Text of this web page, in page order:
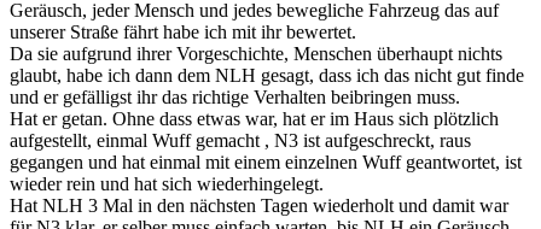
Geräusch, jeder Mensch und jedes bewegliche Fahrzeug das auf
unserer Straße fährt habe ich mit ihr bewertet.
Da sie aufgrund ihrer Vorgeschichte, Menschen überhaupt nichts
glaubt, habe ich dann dem NLH gesagt, dass ich das nicht gut finde
und er gefälligst ihr das richtige Verhalten beibringen muss.
Hat er getan. Ohne dass etwas war, hat er im Haus sich plötzlich
aufgestellt, einmal Wuff gemacht , N3 ist aufgeschreckt, raus
gegangen und hat einmal mit einem einzelnen Wuff geantwortet, ist
wieder rein und hat sich wiederhingelegt.
Hat NLH 3 Mal in den nächsten Tagen wiederholt und damit war